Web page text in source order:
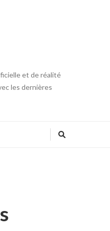
et de réalité
les dernières